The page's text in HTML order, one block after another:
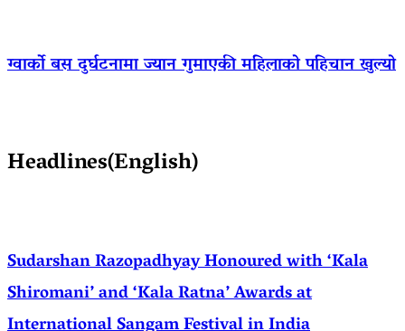
ग्वार्को बस दुर्घटनामा ज्यान गुमाएकी महिलाको पहिचान खुल्यो
Headlines(English)
Sudarshan Razopadhyay Honoured with ‘Kala
Shiromani’ and ‘Kala Ratna’ Awards at